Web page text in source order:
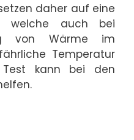
daher auf eine
welche auch bei
von Wärme im
Temperatur
kann bei den